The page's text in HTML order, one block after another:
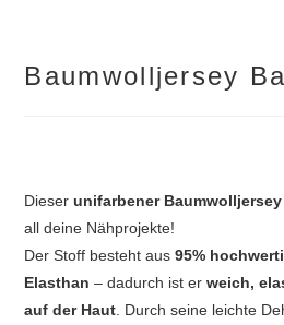
Baumwolljersey
Dieserunifarbener Baumwolljersey
all deine Nähprojekte!
Der Stoff besteht aus95%
Elasthan – dadurch ist erweich,
auf der Haut . Durch seine leichte